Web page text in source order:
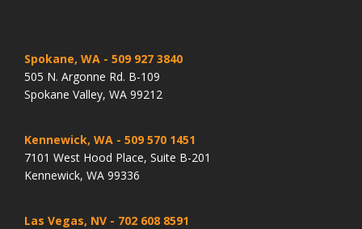
Spokane, WA - 509 927 3840
505 N. Argonne Rd. B-109
Spokane Valley, WA 99212
Kennewick, WA - 509 570 1451
7101 West Hood Place, Suite B-201
Kennewick, WA 99336
Las Vegas, NV - 702 608 8591